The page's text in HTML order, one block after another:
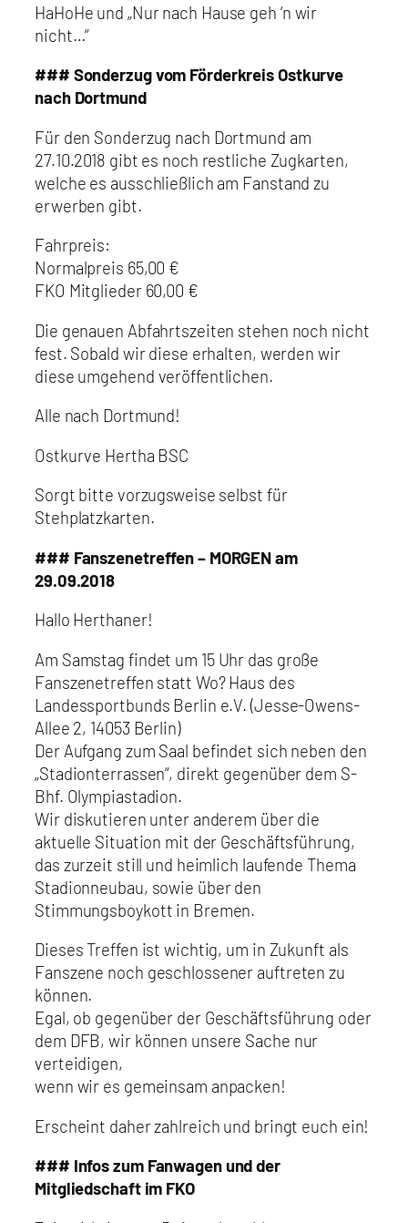
HaHoHe und „Nur nach Hause geh ‘n wir
nicht…“
### Sonderzug vom Förderkreis Ostkurve
nach Dortmund
Für den Sonderzug nach Dortmund am
27.10.2018 gibt es noch restliche Zugkarten,
welche es ausschließlich am Fanstand zu
erwerben gibt.
Fahrpreis:
Normalpreis 65,00 €
FKO Mitglieder 60,00 €
Die genauen Abfahrtszeiten stehen noch nicht
fest. Sobald wir diese erhalten, werden wir
diese umgehend veröffentlichen.
Alle nach Dortmund!
Ostkurve Hertha BSC
Sorgt bitte vorzugsweise selbst für
Stehplatzkarten.
### Fanszenetreffen – MORGEN am
29.09.2018
Hallo Herthaner!
Am Samstag findet um 15 Uhr das große
Fanszenetreffen statt Wo? Haus des
Landessportbunds Berlin e.V. (Jesse-Owens-
Allee 2, 14053 Berlin)
Der Aufgang zum Saal befindet sich neben den
„Stadionterrassen“, direkt gegenüber dem S-
Bhf. Olympiastadion.
Wir diskutieren unter anderem über die
aktuelle Situation mit der Geschäftsführung,
das zurzeit still und heimlich laufende Thema
Stadionneubau, sowie über den
Stimmungsboykott in Bremen.
Dieses Treffen ist wichtig, um in Zukunft als
Fanszene noch geschlossener auftreten zu
können.
Egal, ob gegenüber der Geschäftsführung oder
dem DFB, wir können unsere Sache nur
verteidigen,
wenn wir es gemeinsam anpacken!
Erscheint daher zahlreich und bringt euch ein!
### Infos zum Fanwagen und der
Mitgliedschaft im FKO